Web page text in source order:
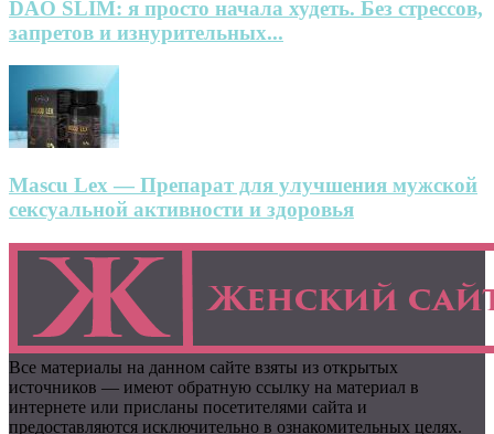
DAO SLIM: я просто начала худеть. Без стрессов,
запретов и изнурительных...
Mascu Lex — Препарат для улучшения мужской
сексуальной активности и здоровья
Все материалы на данном сайте взяты из открытых
источников — имеют обратную ссылку на материал в
интернете или присланы посетителями сайта и
предоставляются исключительно в ознакомительных целях.